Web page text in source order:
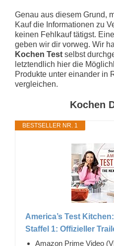
Genau aus diesem Grund,
Kauf die Informationen zu
keinen Fehlkauf tätigst.
geben wir dir vorweg. Wir
Kochen Test selbst
letztendlich hier die
Produkte unter einander in
vergleichen.
Kochen
BESTSELLER NR. 1
America’s Test
Staffel 1: Offizieller
Amazon Prime Video